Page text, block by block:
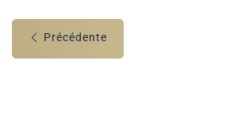
Précédente